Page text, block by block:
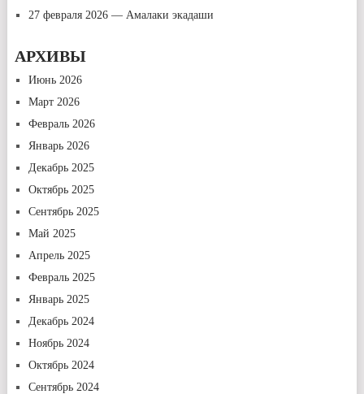
27 февраля 2026 — Амалаки экадаши
АРХИВЫ
Июнь 2026
Март 2026
Февраль 2026
Январь 2026
Декабрь 2025
Октябрь 2025
Сентябрь 2025
Май 2025
Апрель 2025
Февраль 2025
Январь 2025
Декабрь 2024
Ноябрь 2024
Октябрь 2024
Сентябрь 2024